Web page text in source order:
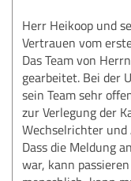
Herr Heikoop und
Vertrauen vom
Das Team von
gearbeitet. Bei der
sein Team sehr
zur Verlegung der
Wechselrichter und
Dass die Meldung
war, kann